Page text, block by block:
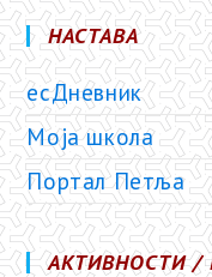
НАСТАВА
есДневник
Моја школа
Портал Петља
АКТИВНОСТИ